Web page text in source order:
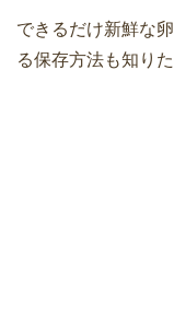
できるだけ新鮮な
る保存方法も知り